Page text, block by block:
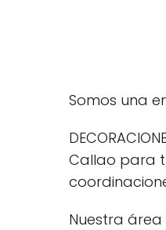
Somos una
Callao para
Nuestra